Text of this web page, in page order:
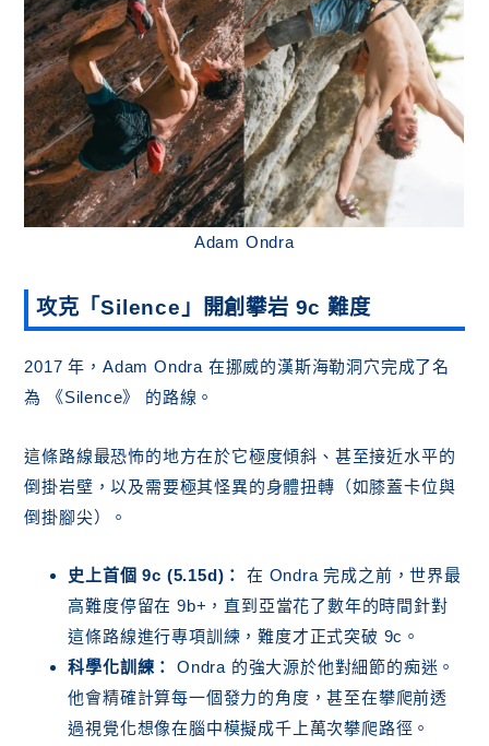
Adam Ondra
攻克「Silence」開創攀岩 9c 難度
2017 年，Adam Ondra 在挪威的漢斯海勒洞穴完成了名
為 《Silence》 的路線。
這條路線最恐怖的地方在於它極度傾斜、甚至接近水平的
倒掛岩壁，以及需要極其怪異的身體扭轉（如膝蓋卡位與
倒掛腳尖）。
史上首個 9c (5.15d)：
在 Ondra 完成之前，世界最
高難度停留在 9b+，直到亞當花了數年的時間針對
這條路線進行專項訓練，難度才正式突破 9c。
科學化訓練：
Ondra 的強大源於他對細節的痴迷。
他會精確計算每一個發力的角度，甚至在攀爬前透
過視覺化想像在腦中模擬成千上萬次攀爬路徑。